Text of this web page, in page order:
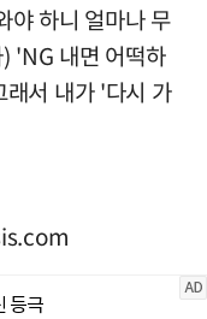
야 하니 얼마나 무
'NG 내면 어떡하
서 내가 '다시 가